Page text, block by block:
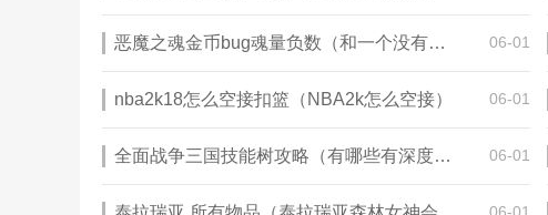
《部落冲突》联赛降级是什么机制啊(部
《部落冲突》暗夜战神皮肤怎么获得的(
《英雄联盟》亡灵战神赛恩技能介绍(英
《英雄联盟》亡灵战神赛恩玩法技巧攻
《英雄联盟》亡灵战神赛恩传记(《英雄
《使命召唤》亡灵之袭模式怎么玩的(《
2077二次冲突怎么触发(2077二次冲突怎
恶魔之魂金币bug魂量负数（和一个没有情商的人生活一辈子累吗） 06-01
nba2k18怎么空接扣篮（NBA2k怎么空接） 06-01
全面战争三国技能树攻略（有哪些有深度的书可以推荐） 06-01